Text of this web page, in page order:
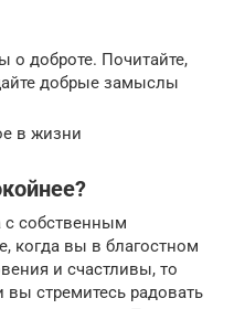
о доброте. Почитайте,
добрые замыслы
в жизни
с собственным
когда вы в благостном
и счастливы, то
стремитесь радовать